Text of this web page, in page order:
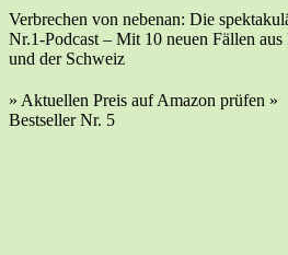
Ver­bre­chen von neben­an: Die
Nr.1‑Podcast – Mit 10 neu­en Fäl­len
und der Schweiz
» Aktu­el­len Preis auf Ama­zon prü­fen »
Best­sel­ler Nr. 5